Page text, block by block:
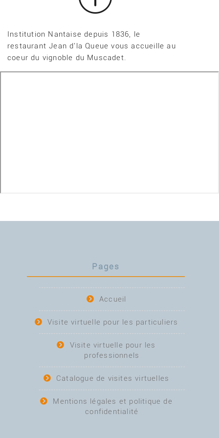
Institution Nantaise depuis 1836, le
restaurant Jean d'la Queue vous accueille au
coeur du vignoble du Muscadet.
Pages
Accueil
Visite virtuelle pour les particuliers
Visite virtuelle pour les
professionnels
Catalogue de visites virtuelles
Mentions légales et politique de
confidentialité